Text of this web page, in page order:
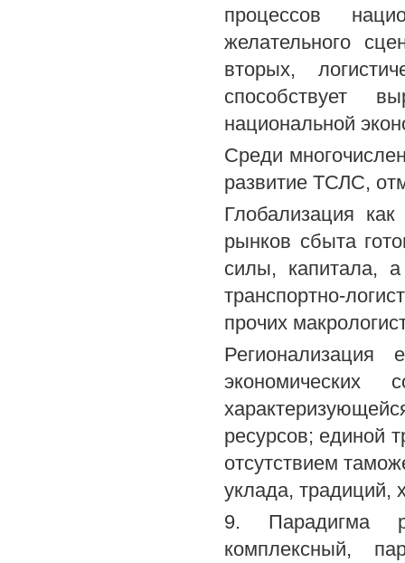
процессов
желательного
вторых,
способствует
национальной
Среди
развитие ТСЛС,
Глобализация
рынков сбыта
силы, капитала,
транспортно-
прочих
Регионализация
экономических
ресурсов; единой
отсутствием
уклада, традиций,
9. Парадигма
комплексный,